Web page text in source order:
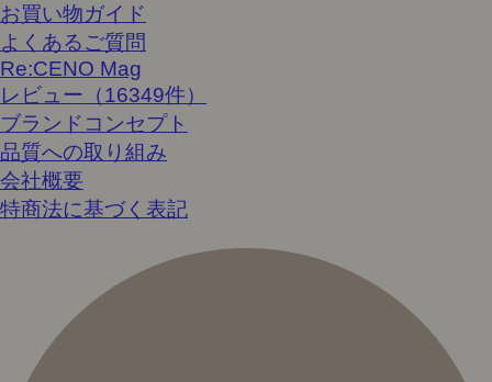
お買い物ガイド
よくあるご質問
Re:CENO Mag
レビュー（16349件）
ブランドコンセプト
品質への取り組み
会社概要
特商法に基づく表記